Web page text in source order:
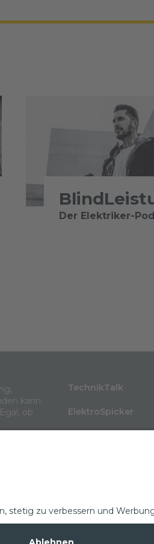
Der Elektriker-
kann.
ob
TechnikTalk
ElektroSpicker